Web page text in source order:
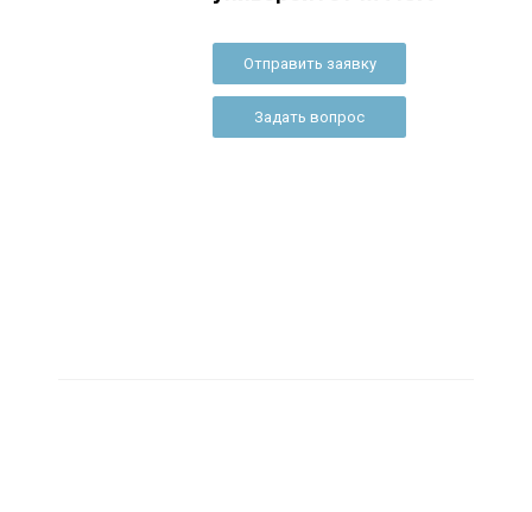
Отправить заявку
Задать вопрос